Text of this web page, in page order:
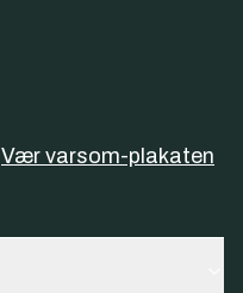
Vær varsom-plakaten